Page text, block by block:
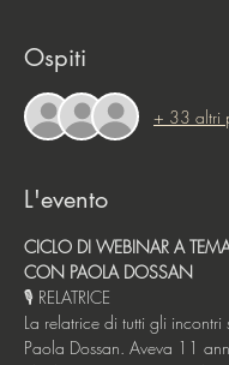
Ospiti
+ 33 altri
L'evento
CICLO DI WEBINAR A
CON PAOLA DOSSAN
🎙️ RELATRICE
La relatrice di tutti gli incontri
Paola Dossan. Aveva 11